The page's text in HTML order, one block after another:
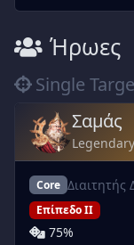
Ήρωες
Single
Σαμάς
Core Διαιτητής
Επίπεδο II
75%